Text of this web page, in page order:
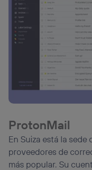
ProtonMail
En Suiza está la sede
proveedores de
más popular. Su